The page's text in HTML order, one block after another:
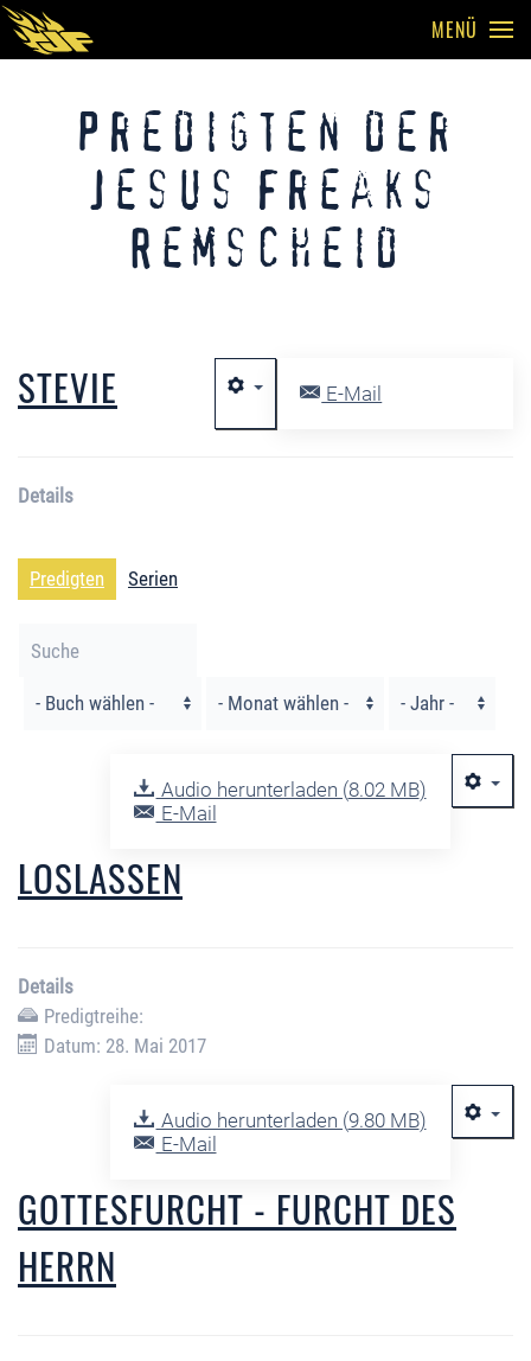
MENÜ
Predigten der
Jesus Freaks
Remscheid
E-Mail
STEVIE
Details
Predigten Serien
Filter
Audio herunterladen (8.02 MB)
E-Mail
LOSLASSEN
Details
Predigtreihe:
Datum: 28. Mai 2017
Audio herunterladen (9.80 MB)
E-Mail
GOTTESFURCHT - FURCHT DES
HERRN